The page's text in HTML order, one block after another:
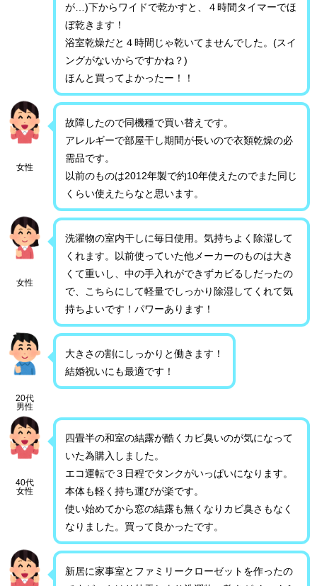
が…)下からワイドで乾かすと、４時間タイマーでほ
ぼ乾きます！
浴室乾燥だと４時間じゃ乾いてませんでした。(スイ
ングがないからですかね？)
ほんと買ってよかったー！！
女性
故障したので同機種で買い替えです。
アレルギーで部屋干し期間が長いので衣類乾燥の必
需品です。
以前のものは2012年製で約10年使えたのでまた同じ
くらい使えたらなと思います。
女性
洗濯物の室内干しに毎日使用。気持ちよく除湿して
くれます。以前使っていた他メーカーのものは大き
くて重いし、中の手入れができずカビるしだったの
で、こちらにして軽量でしっかり除湿してくれて気
持ちよいです！パワーあります！
20代
男性
大きさの割にしっかりと働きます！
結婚祝いにも最適です！
40代
女性
四畳半の和室の結露が酷くカビ臭いのが気になって
いた為購入しました。
エコ運転で３日程でタンクがいっぱいになります。
本体も軽く持ち運びが楽です。
使い始めてから窓の結露も無くなりカビ臭さもなく
なりました。買って良かったです。
新居に家事室とファミリークローゼットを作ったの